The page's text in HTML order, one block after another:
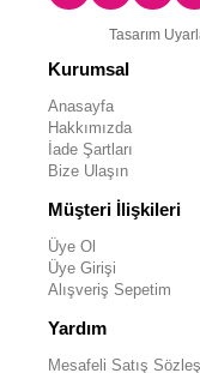
Tasarım
Kurumsal
Anasayfa
Hakkımızda
İade Şartları
Bize Ulaşın
Müşteri İlişkileri
Üye Ol
Üye Girişi
Alışveriş Sepetim
Yardım
Mesafeli Satış